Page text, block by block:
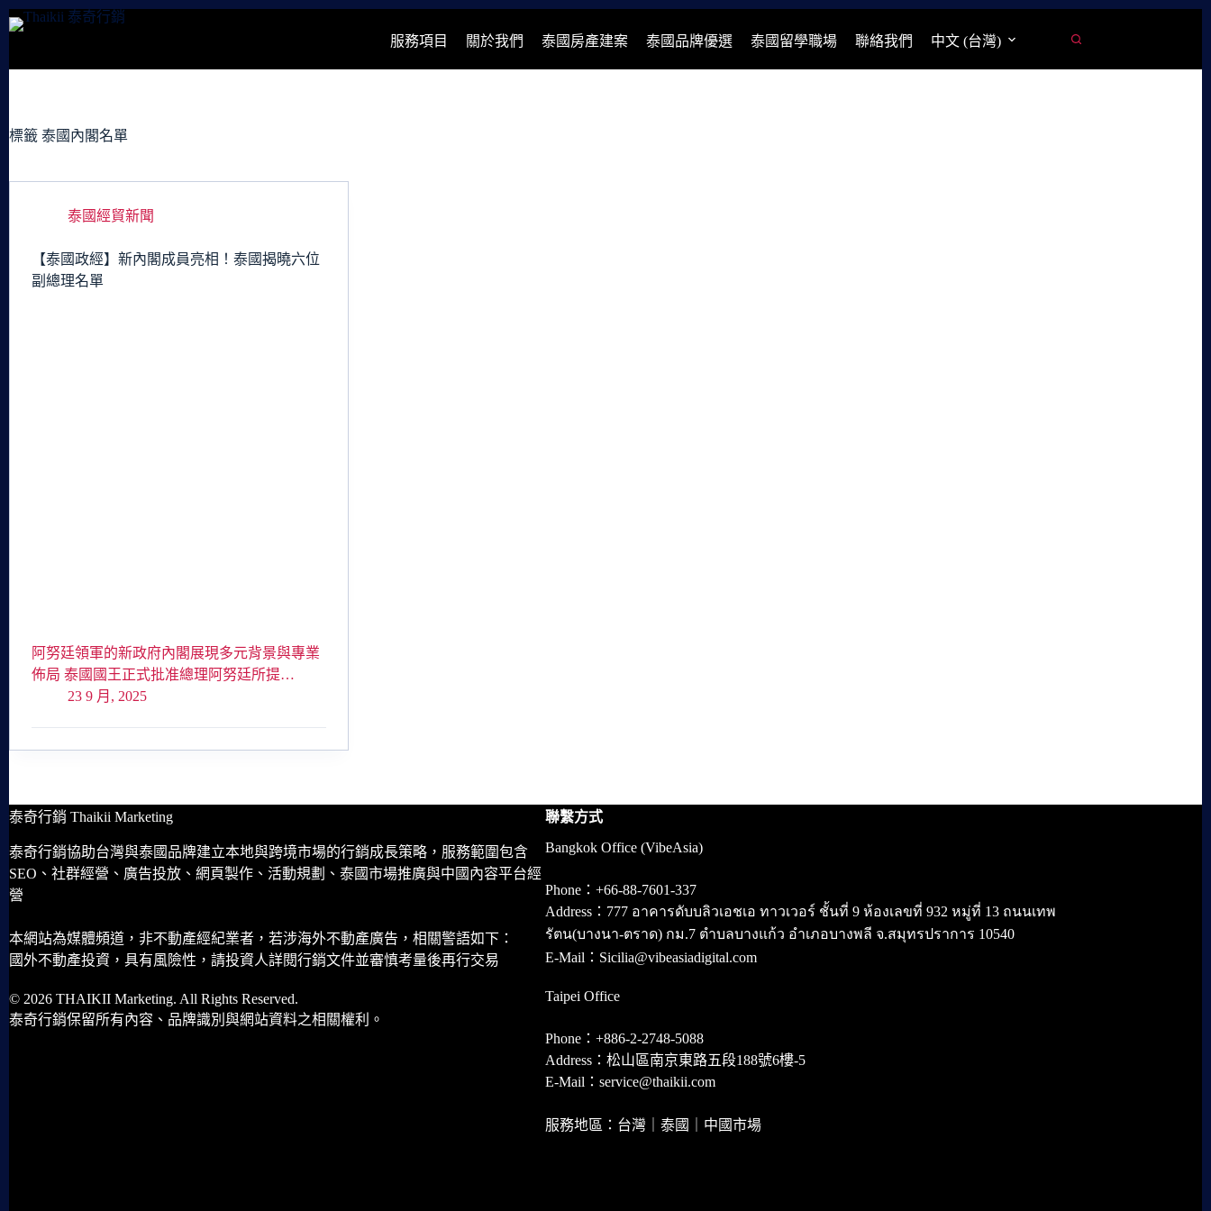
跳
容
服務項目 關於我們 泰國房產建案 泰國品牌優選 泰國留學職場 聯絡我們 中文 (台灣)
標籤 泰國內閣名單
泰國經貿新聞
【泰國政經】新內閣成員亮相！泰國揭曉六位
副總理名單
阿努廷領軍的新政府內閣展現多元背景與專業
佈局 泰國國王正式批准總理阿努廷所提…
23 9 月, 2025
泰奇行銷 Thaikii Marketing
泰奇行銷協助台灣與泰國品牌建立本地與跨境市場的行銷成長策略，服務範圍包含
SEO、社群經營、廣告投放、網頁製作、活動規劃、泰國市場推廣與中國內容平台經
營
本網站為媒體頻道，非不動產經紀業者，若涉海外不動產廣告，相關警語如下：
國外不動產投資，具有風險性，請投資人詳閱行銷文件並審慎考量後再行交易
© 2026 THAIKII Marketing. All Rights Reserved.
泰奇行銷保留所有內容、品牌識別與網站資料之相關權利。
聯繫方式
Bangkok Office (VibeAsia)
Phone：+66-88-7601-337
Address：777 อาคารดับบลิวเอชเอ ทาวเวอร์ ชั้นที่ 9 ห้องเลขที่ 932 หมู่ที่ 13 ถนนเทพ
รัตน(บางนา-ตราด) กม.7 ตำบลบางแก้ว อำเภอบางพลี จ.สมุทรปราการ 10540
E-Mail：Sicilia@vibeasiadigital.com
Taipei Office
Phone：+886-2-2748-5088
Address：松山區南京東路五段188號6樓-5
E-Mail：service@thaikii.com
服務地區：台灣｜泰國｜中國市場